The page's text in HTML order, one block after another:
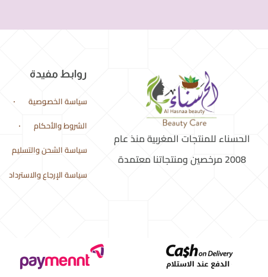
الحسناء للمنتجات المغربية منذ عام
2008 مرخصين ومنتجاتنا معتمدة
روابط مفيدة
سياسة الخصوصية
الشروط والأحكام
سياسة الشحن والتسليم
سياسة الإرجاع والاسترداد